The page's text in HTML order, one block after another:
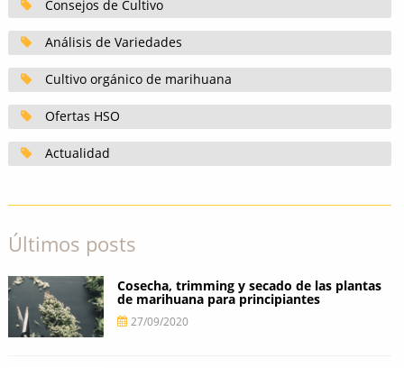
Consejos de Cultivo
Análisis de Variedades
Cultivo orgánico de marihuana
Ofertas HSO
Actualidad
Últimos posts
Cosecha, trimming y secado de las plantas
de marihuana para principiantes
27/09/2020